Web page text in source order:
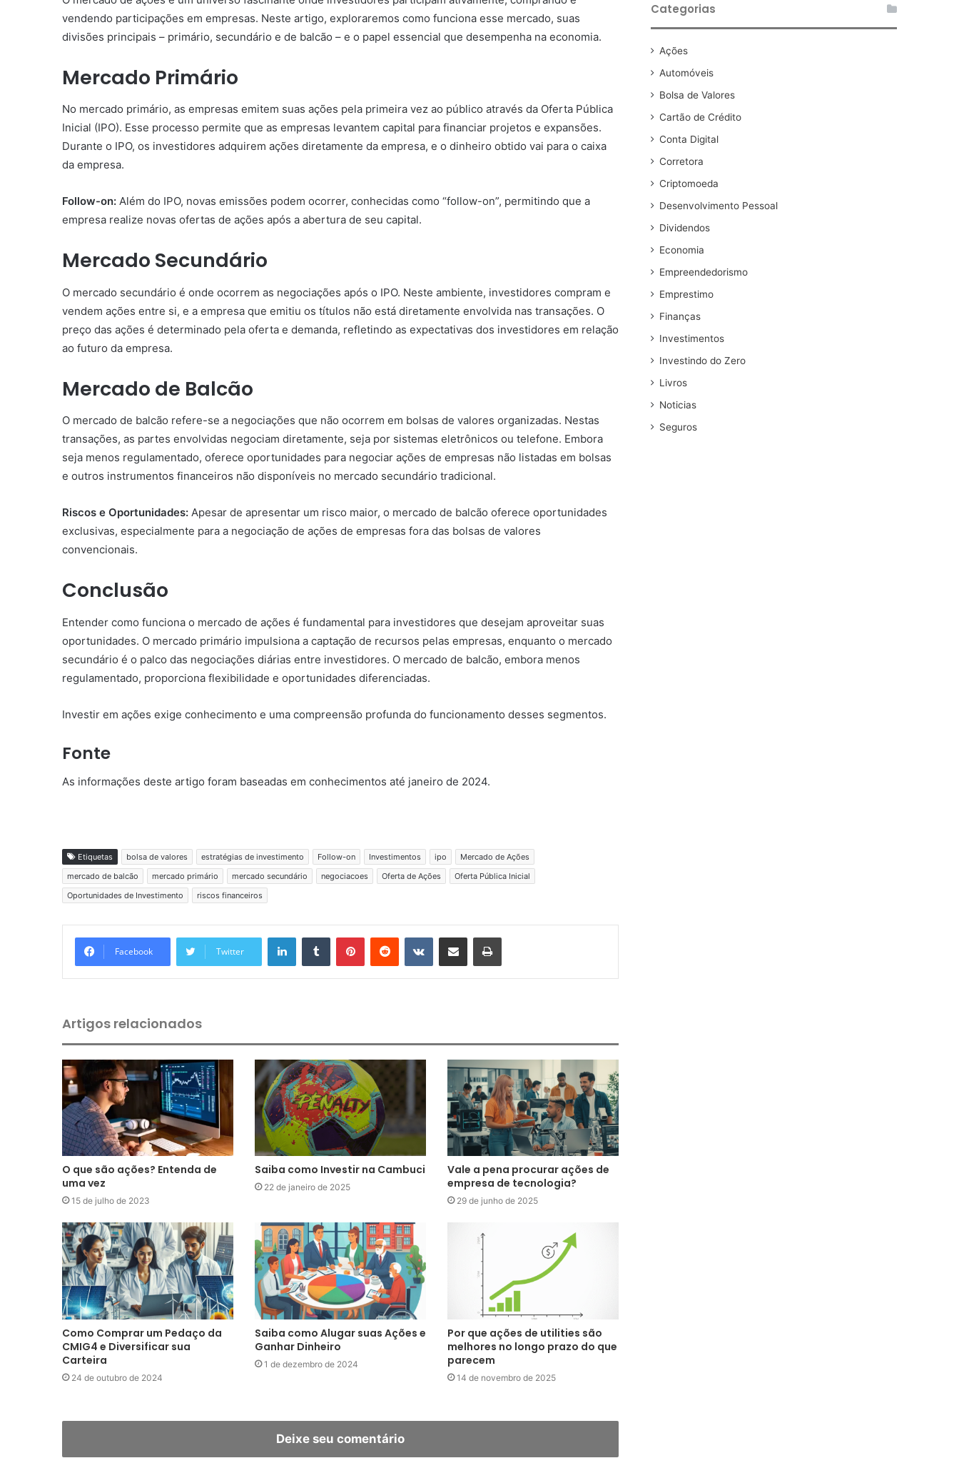
vendendo participações em empresas. Neste artigo, exploraremos como funciona esse mercado, suas
divisões principais – primário, secundário e de balcão – e o papel essencial que desempenha na economia.
Mercado Primário
No mercado primário, as empresas emitem suas ações pela primeira vez ao público através da Oferta Pública
Inicial (IPO). Esse processo permite que as empresas levantem capital para financiar projetos e expansões.
Durante o IPO, os investidores adquirem ações diretamente da empresa, e o dinheiro obtido vai para o caixa
da empresa.
Follow-on: Além do IPO, novas emissões podem ocorrer, conhecidas como “follow-on”, permitindo que a
empresa realize novas ofertas de ações após a abertura de seu capital.
Mercado Secundário
O mercado secundário é onde ocorrem as negociações após o IPO. Neste ambiente, investidores compram e
vendem ações entre si, e a empresa que emitiu os títulos não está diretamente envolvida nas transações. O
preço das ações é determinado pela oferta e demanda, refletindo as expectativas dos investidores em relação
ao futuro da empresa.
Mercado de Balcão
O mercado de balcão refere-se a negociações que não ocorrem em bolsas de valores organizadas. Nestas
transações, as partes envolvidas negociam diretamente, seja por sistemas eletrônicos ou telefone. Embora
seja menos regulamentado, oferece oportunidades para negociar ações de empresas não listadas em bolsas
e outros instrumentos financeiros não disponíveis no mercado secundário tradicional.
Riscos e Oportunidades: Apesar de apresentar um risco maior, o mercado de balcão oferece oportunidades
exclusivas, especialmente para a negociação de ações de empresas fora das bolsas de valores
convencionais.
Conclusão
Entender como funciona o mercado de ações é fundamental para investidores que desejam aproveitar suas
oportunidades. O mercado primário impulsiona a captação de recursos pelas empresas, enquanto o mercado
secundário é o palco das negociações diárias entre investidores. O mercado de balcão, embora menos
regulamentado, proporciona flexibilidade e oportunidades diferenciadas.
Investir em ações exige conhecimento e uma compreensão profunda do funcionamento desses segmentos.
Fonte
As informações deste artigo foram baseadas em conhecimentos até janeiro de 2024.
Etiquetas bolsa de valores estratégias de investimento Follow-on Investimentos ipo
Mercado de Ações
mercado de balcão
mercado primário mercado secundário negociacoes Oferta de Ações
Oferta Pública Inicial
Oportunidades de Investimento
riscos financeiros
Facebook Twitter
Artigos relacionados
O que são ações? Entenda de
uma vez
15 de julho de 2023
Saiba como Investir na Cambuci
22 de janeiro de 2025
Vale a pena procurar ações de
empresa de tecnologia?
29 de junho de 2025
Como Comprar um Pedaço da
CMIG4 e Diversificar sua
Carteira
24 de outubro de 2024
Saiba como Alugar suas Ações e
Ganhar Dinheiro
1 de dezembro de 2024
Por que ações de utilities são
melhores no longo prazo do que
parecem
14 de novembro de 2025
Deixe seu comentário
Categorias
Ações
Automóveis
Bolsa de Valores
Cartão de Crédito
Conta Digital
Corretora
Criptomoeda
Desenvolvimento Pessoal
Dividendos
Economia
Empreendedorismo
Emprestimo
Finanças
Investimentos
Investindo do Zero
Livros
Noticias
Seguros